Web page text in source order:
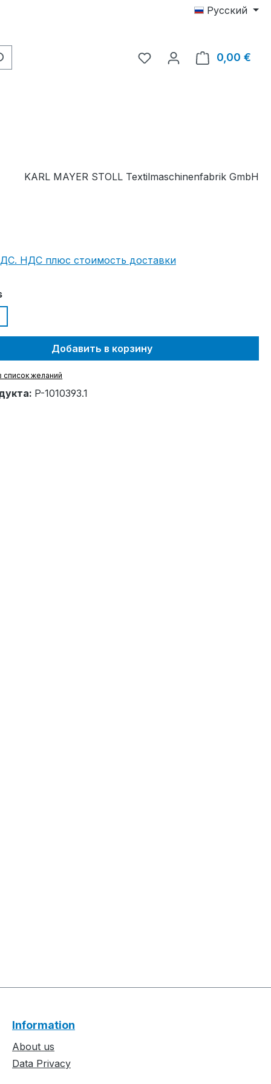
Русский
У вас есть товары из
0,00 €
KARL MAYER STOLL Textilmaschinenfabrik GmbH
НДС плюс стоимость доставки
Добавить в корзину
список желаний
P-1010393.1
Information
About us
Data Privacy